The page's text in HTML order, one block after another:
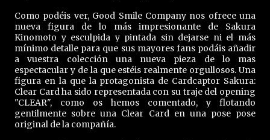
Como podéis ver, Good Smile Company nos ofrece una
nueva figura de lo más impresionante de Sakura
Kinomoto y esculpida y pintada sin dejarse ni el más
mínimo detalle para que sus mayores fans podáis añadir
a vuestra colección una nueva pieza de lo mas
espectacular y de la que estéis realmente orgullosos. Una
figura en la que la protagonista de Cardcaptor Sakura:
Clear Card ha sido representada con su traje del opening
"CLEAR", como os hemos comentado, y flotando
gentilmente sobre una Clear Card en una pose pose
original de la compañía.